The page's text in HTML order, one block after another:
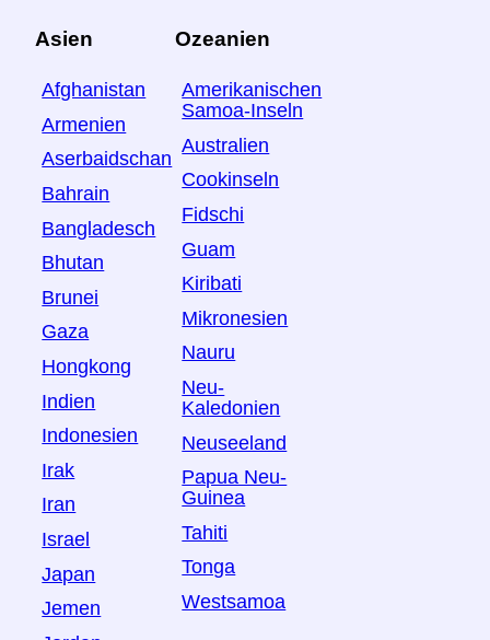
Asien
Afghanistan
Armenien
Aserbaidschan
Bahrain
Bangladesch
Bhutan
Brunei
Gaza
Hongkong
Indien
Indonesien
Irak
Iran
Israel
Japan
Jemen
Ozeanien
Amerikanischen
Samoa-Inseln
Australien
Cookinseln
Fidschi
Guam
Kiribati
Mikronesien
Nauru
Neu-
Kaledonien
Neuseeland
Papua Neu-
Guinea
Tahiti
Tonga
Westsamoa